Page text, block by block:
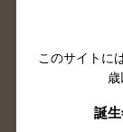
滋賀県
山口
島根
このサイトに
歳
誕生